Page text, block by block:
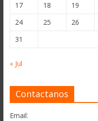
17
18 19
24
25 26
31
« Jul
Contactanos
Email: